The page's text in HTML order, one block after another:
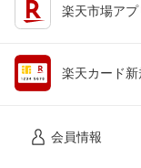
楽天市場ア
楽天カード
会員情報